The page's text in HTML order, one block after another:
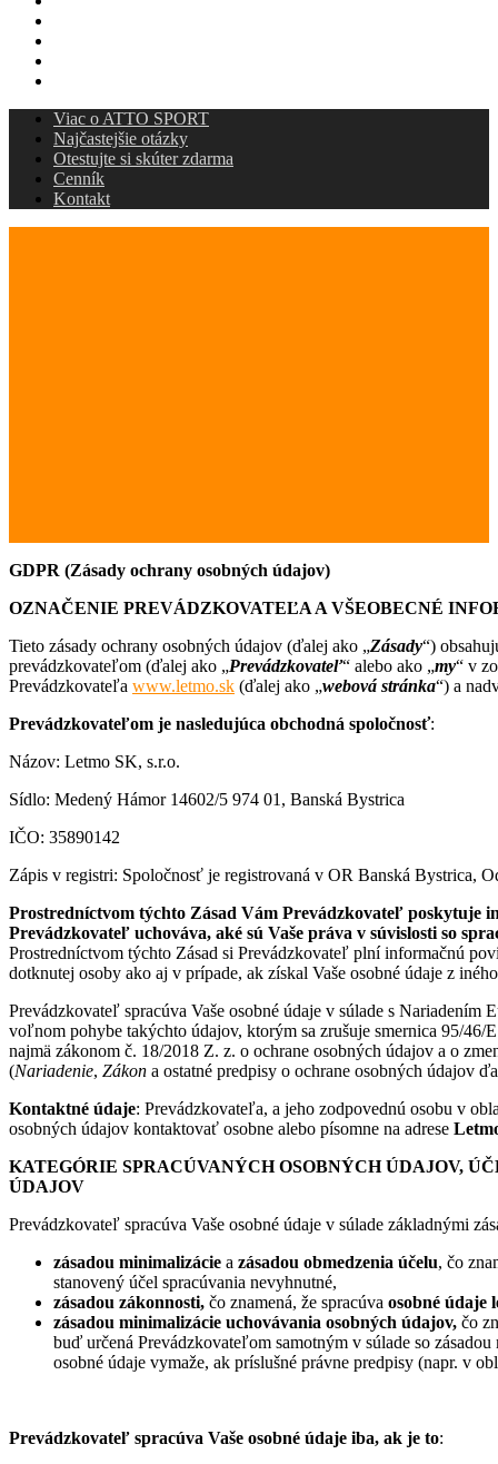
Viac o ATTO SPORT
Najčastejšie otázky
Otestujte si skúter zdarma
Cenník
Kontakt
GDPR (Zásady ochrany osobných údajov)
OZNAČENIE PREVÁDZKOVATEĽA A VŠEOBECNÉ
Tieto zásady ochrany osobných údajov (ďalej ako „Zásady“)
prevádzkovateľom (ďalej ako „Prevádzkovateľ“ alebo ako „my“ v
Prevádzkovateľa www.letmo.sk (ďalej ako „webová stránka“) a
Prevádzkovateľom je nasledujúca obchodná spoločnosť:
Názov: Letmo SK, s.r.o.
Sídlo: Medený Hámor 14602/5 974 01, Banská Bystrica
IČO: 35890142
Zápis v registri: Spoločnosť je registrovaná v OR Banská Bystrica,
Prostredníctvom týchto Zásad Vám Prevádzkovateľ poskytuje
Prevádzkovateľ uchováva, aké sú Vaše práva v súvislosti so
Prostredníctvom týchto Zásad si Prevádzkovateľ plní informačnú
dotknutej osoby ako aj v prípade, ak získal Vaše osobné údaje z
Prevádzkovateľ spracúva Vaše osobné údaje v súlade s
voľnom pohybe takýchto údajov, ktorým sa zrušuje smernica 95/46/
najmä zákonom č. 18/2018 Z. z. o ochrane osobných údajov a o
(Nariadenie, Zákon a ostatné predpisy o ochrane osobných údajov
Kontaktné údaje: Prevádzkovateľa, a jeho zodpovednú osobu v
osobných údajov kontaktovať osobne alebo písomne na adrese
KATEGÓRIE SPRACÚVANÝCH OSOBNÝCH ÚDAJOV,
ÚDAJOV
Prevádzkovateľ spracúva Vaše osobné údaje v súlade základnými
zásadou minimalizácie a zásadou obmedzenia účelu, čo
stanovený účel spracúvania nevyhnutné,
zásadou zákonnosti, čo znamená, že spracúva osobné údaje
zásadou minimalizácie uchovávania osobných údajov, čo
buď určená Prevádzkovateľom samotným v súlade so
osobné údaje vymaže, ak príslušné právne predpisy (napr. v
Prevádzkovateľ spracúva Vaše osobné údaje iba, ak je to: